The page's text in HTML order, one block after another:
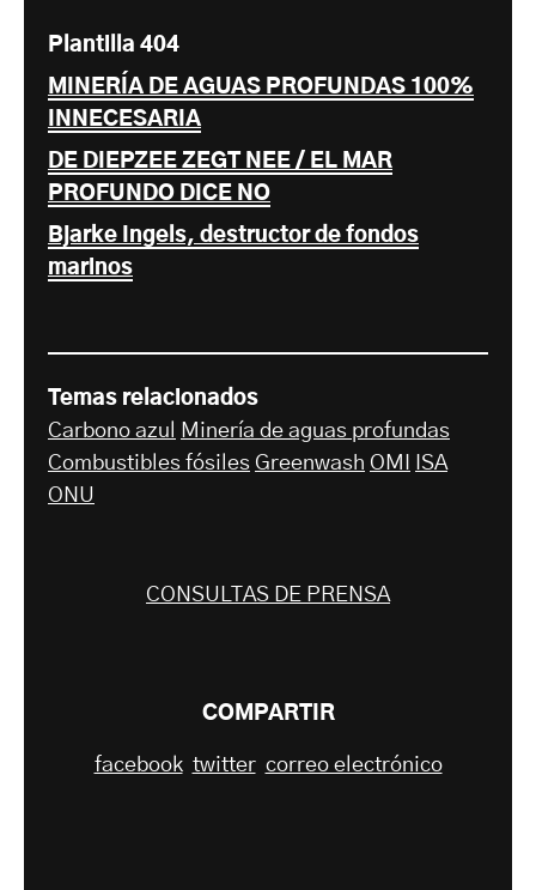
Plantilla 404
MINERÍA DE AGUAS PROFUNDAS 100%
INNECESARIA
DE DIEPZEE ZEGT NEE / EL MAR
PROFUNDO DICE NO
Bjarke Ingels, destructor de fondos
marinos
Temas relacionados
Carbono azul
Minería de aguas profundas
Combustibles fósiles Greenwash OMI
ISA
ONU
CONSULTAS DE PRENSA
COMPARTIR
facebook twitter correo electrónico